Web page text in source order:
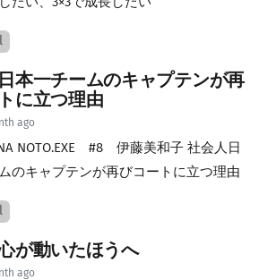
本一チームのキャプテンが再
に立つ理由
ago
NA NOTO.EXE #8 伊藤美和子 社会人日
のキャプテンが再びコートに立つ理由
が動いたほうへ
ago